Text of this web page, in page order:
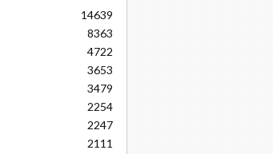
14639
8363
4722
3653
3479
2254
2247
2111